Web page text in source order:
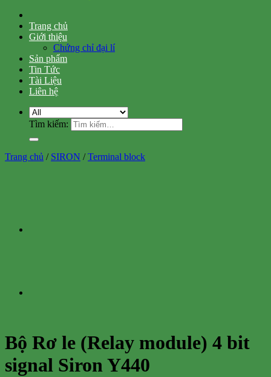
Trang chủ
Giới thiệu
Chứng chỉ đại lí
Sản phẩm
Tin Tức
Tài Liệu
Liên hệ
Tìm kiếm:
Trang chủ / SIRON / Terminal block
Bộ Rơ le (Relay module) 4 bit
signal Siron Y440